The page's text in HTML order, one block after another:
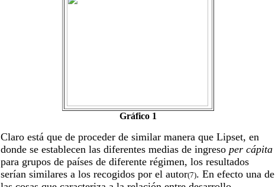
Gráfico 1
Claro está que de proceder de similar manera que Lipset, en
donde se establecen las diferentes medias de ingreso per cápita
para grupos de países de diferente régimen, los resultados
serían similares a los recogidos por el autor(7). En efecto una de